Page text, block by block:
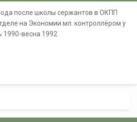
после школы сержантов в ОКПП
на Экономии мл. контроллёром у
весна 1992